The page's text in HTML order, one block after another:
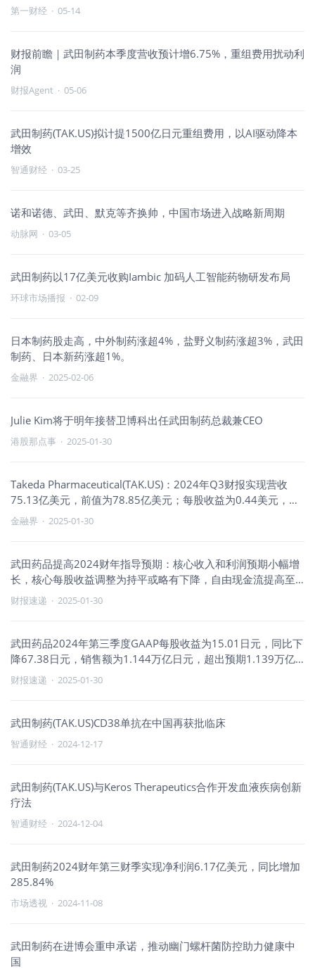
第一财经 · 05-14
财报前瞻｜武田制药本季度营收预计增6.75%，重组费用扰动利
润
财报Agent · 05-06
武田制药(TAK.US)拟计提1500亿日元重组费用，以AI驱动降本
增效
智通财经 · 03-25
诺和诺德、武田、默克等齐换帅，中国市场进入战略新周期
动脉网 · 03-05
武田制药以17亿美元收购Iambic 加码人工智能药物研发布局
环球市场播报 · 02-09
日本制药股走高，中外制药涨超4%，盐野义制药涨超3%，武田
制药、日本新药涨超1%。
金融界 · 2025-02-06
Julie Kim将于明年接替卫博科出任武田制药总裁兼CEO
港股那点事 · 2025-01-30
Takeda Pharmaceutical(TAK.US)：2024年Q3财报实现营收
75.13亿美元，前值为78.85亿美元；每股收益为0.44美元，前
值为0.51美元。
金融界 · 2025-01-30
武田药品提高2024财年指导预期：核心收入和利润预期小幅增
长，核心每股收益调整为持平或略有下降，自由现金流提高至
5500亿至6500亿日元
财报速递 · 2025-01-30
武田药品2024年第三季度GAAP每股收益为15.01日元，同比下
降67.38日元，销售额为1.144万亿日元，超出预期1.139万亿
日元
财报速递 · 2025-01-30
武田制药(TAK.US)CD38单抗在中国再获批临床
智通财经 · 2024-12-17
武田制药(TAK.US)与Keros Therapeutics合作开发血液疾病创新
疗法
智通财经 · 2024-12-04
武田制药2024财年第三财季实现净利润6.17亿美元，同比增加
285.84%
市场透视 · 2024-11-08
武田制药在进博会重申承诺，推动幽门螺杆菌防控助力健康中
国